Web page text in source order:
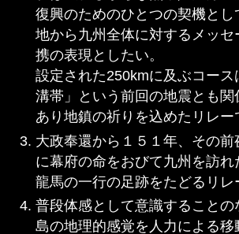
復興のためのひとつの契機と
地から九州全体に対するメッセ
携の表現としたい。
設定された250kmに及ぶコー
溝帯」という前回の地震とも
あり地鎮の祈りを込めたリレー
大政奉還から１５１年、その前
に幕府の命をおびて九州を訪れ
龍馬の一行の足跡をたどるリレ
普段体感として意識することの
島の地理的感覚を人力による移